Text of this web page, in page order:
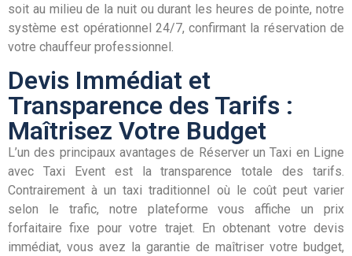
soit au milieu de la nuit ou durant les heures de pointe, notre
système est opérationnel 24/7, confirmant la réservation de
votre chauffeur professionnel.
Devis Immédiat et
Transparence des Tarifs :
Maîtrisez Votre Budget
L’un des principaux avantages de Réserver un Taxi en Ligne
avec Taxi Event est la transparence totale des tarifs.
Contrairement à un taxi traditionnel où le coût peut varier
selon le trafic, notre plateforme vous affiche un prix
forfaitaire fixe pour votre trajet. En obtenant votre devis
immédiat, vous avez la garantie de maîtriser votre budget,